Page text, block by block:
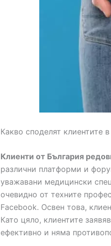
Какво споделят клиентите
Клиенти от България
различни платформи и
уважавани медицински
очевидно от техните
Facebook. Освен това,
Като цяло, клиентите
ефективно и няма